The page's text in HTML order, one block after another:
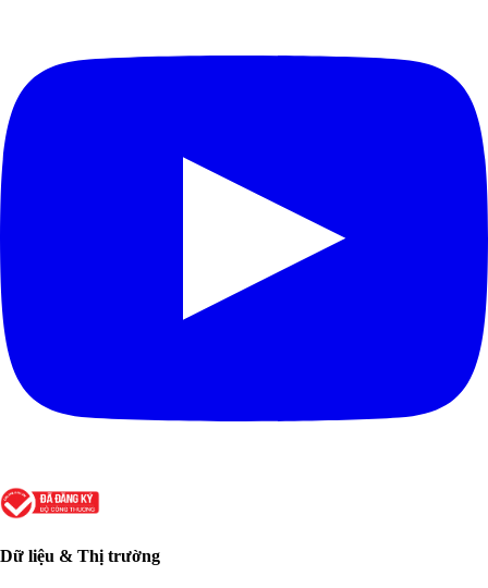
Dữ liệu & Thị trường